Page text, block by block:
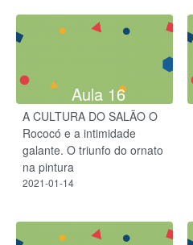
Aula 16
A CULTURA DO SALÃO O
Rococó e a intimidade
galante. O triunfo do ornato
na pintura
2021-01-14